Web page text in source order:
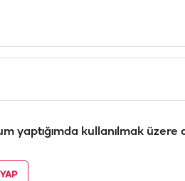
yaptığımda kullanılmak üzere